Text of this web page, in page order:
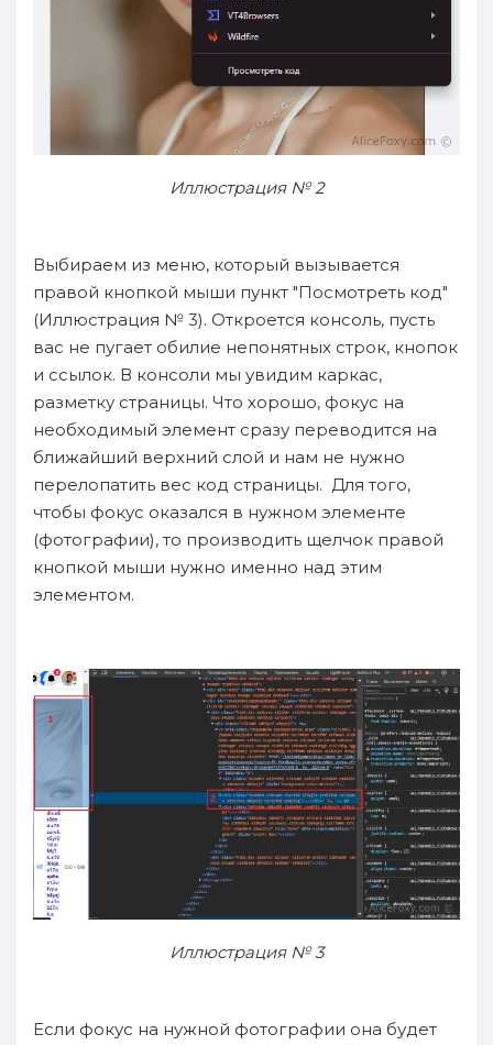
Иллюстрация № 2
Выбираем из меню, который вызывается
правой кнопкой мыши пункт "Посмотреть код"
(Иллюстрация № 3). Откроется консоль, пусть
вас не пугает обилие непонятных строк, кнопок
и ссылок. В консоли мы увидим каркас,
разметку страницы. Что хорошо, фокус на
необходимый элемент сразу переводится на
ближайший верхний слой и нам не нужно
перелопатить вес код страницы. Для того,
чтобы фокус оказался в нужном элементе
(фотографии), то производить щелчок правой
кнопкой мыши нужно именно над этим
элементом.
Иллюстрация № 3
Если фокус на нужной фотографии она будет